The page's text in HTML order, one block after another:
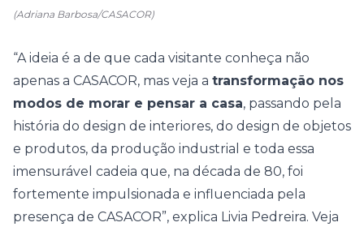
(Adriana Barbosa/CASACOR)
“A ideia é a de que cada visitante conheça não
apenas a CASACOR, mas veja a transformação nos
modos de morar e pensar a casa, passando pela
história do design de interiores, do design de objetos
e produtos, da produção industrial e toda essa
imensurável cadeia que, na década de 80, foi
fortemente impulsionada e influenciada pela
presença de CASACOR”, explica Livia Pedreira. Veja